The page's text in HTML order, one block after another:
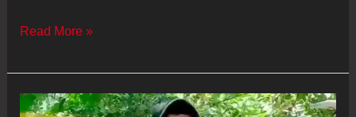
La
humanitaria
que
Read More »